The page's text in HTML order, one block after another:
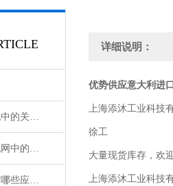
穆尔电缆在工业自动化中的关键角色
菲尼克斯电缆在智能电网中的应用
穆尔电缆是什么？它有哪些应用领域？
详细说明：
优势供应意大利进
上海添沐工业科技
徐工
大量现货库存，欢
上海添沐工业科技